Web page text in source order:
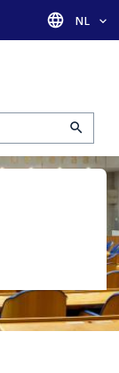
Taal
NL